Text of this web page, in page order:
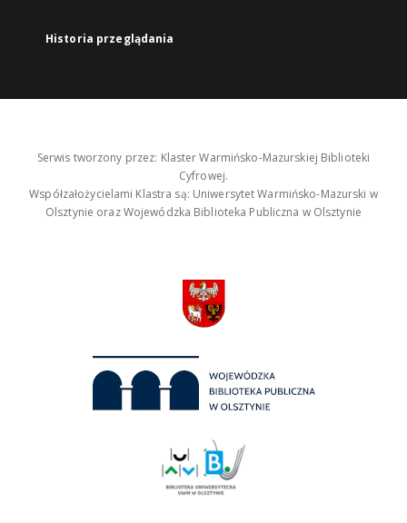
Historia przeglądania
Serwis tworzony przez: Klaster Warmińsko-Mazurskiej Biblioteki
Cyfrowej.
Współzałożycielami Klastra są: Uniwersytet Warmińsko-Mazurski w
Olsztynie oraz Wojewódzka Biblioteka Publiczna w Olsztynie